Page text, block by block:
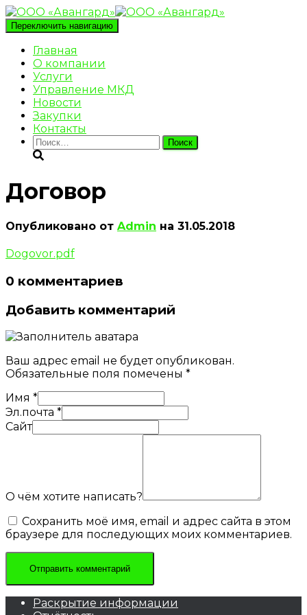
Переключить навигацию
Главная
О компании
Услуги
Управление МКД
Новости
Закупки
Контакты
Найти:
Договор
Опубликовано от Admin на 31.05.2018
Dogovor.pdf
0 комментариев
Добавить комментарий
Ваш адрес email не будет опубликован.
Обязательные поля помечены *
Имя *
Эл.почта *
Сайт
О чём хотите написать?
Сохранить моё имя, email и адрес сайта в этом
браузере для последующих моих комментариев.
Раскрытие информации